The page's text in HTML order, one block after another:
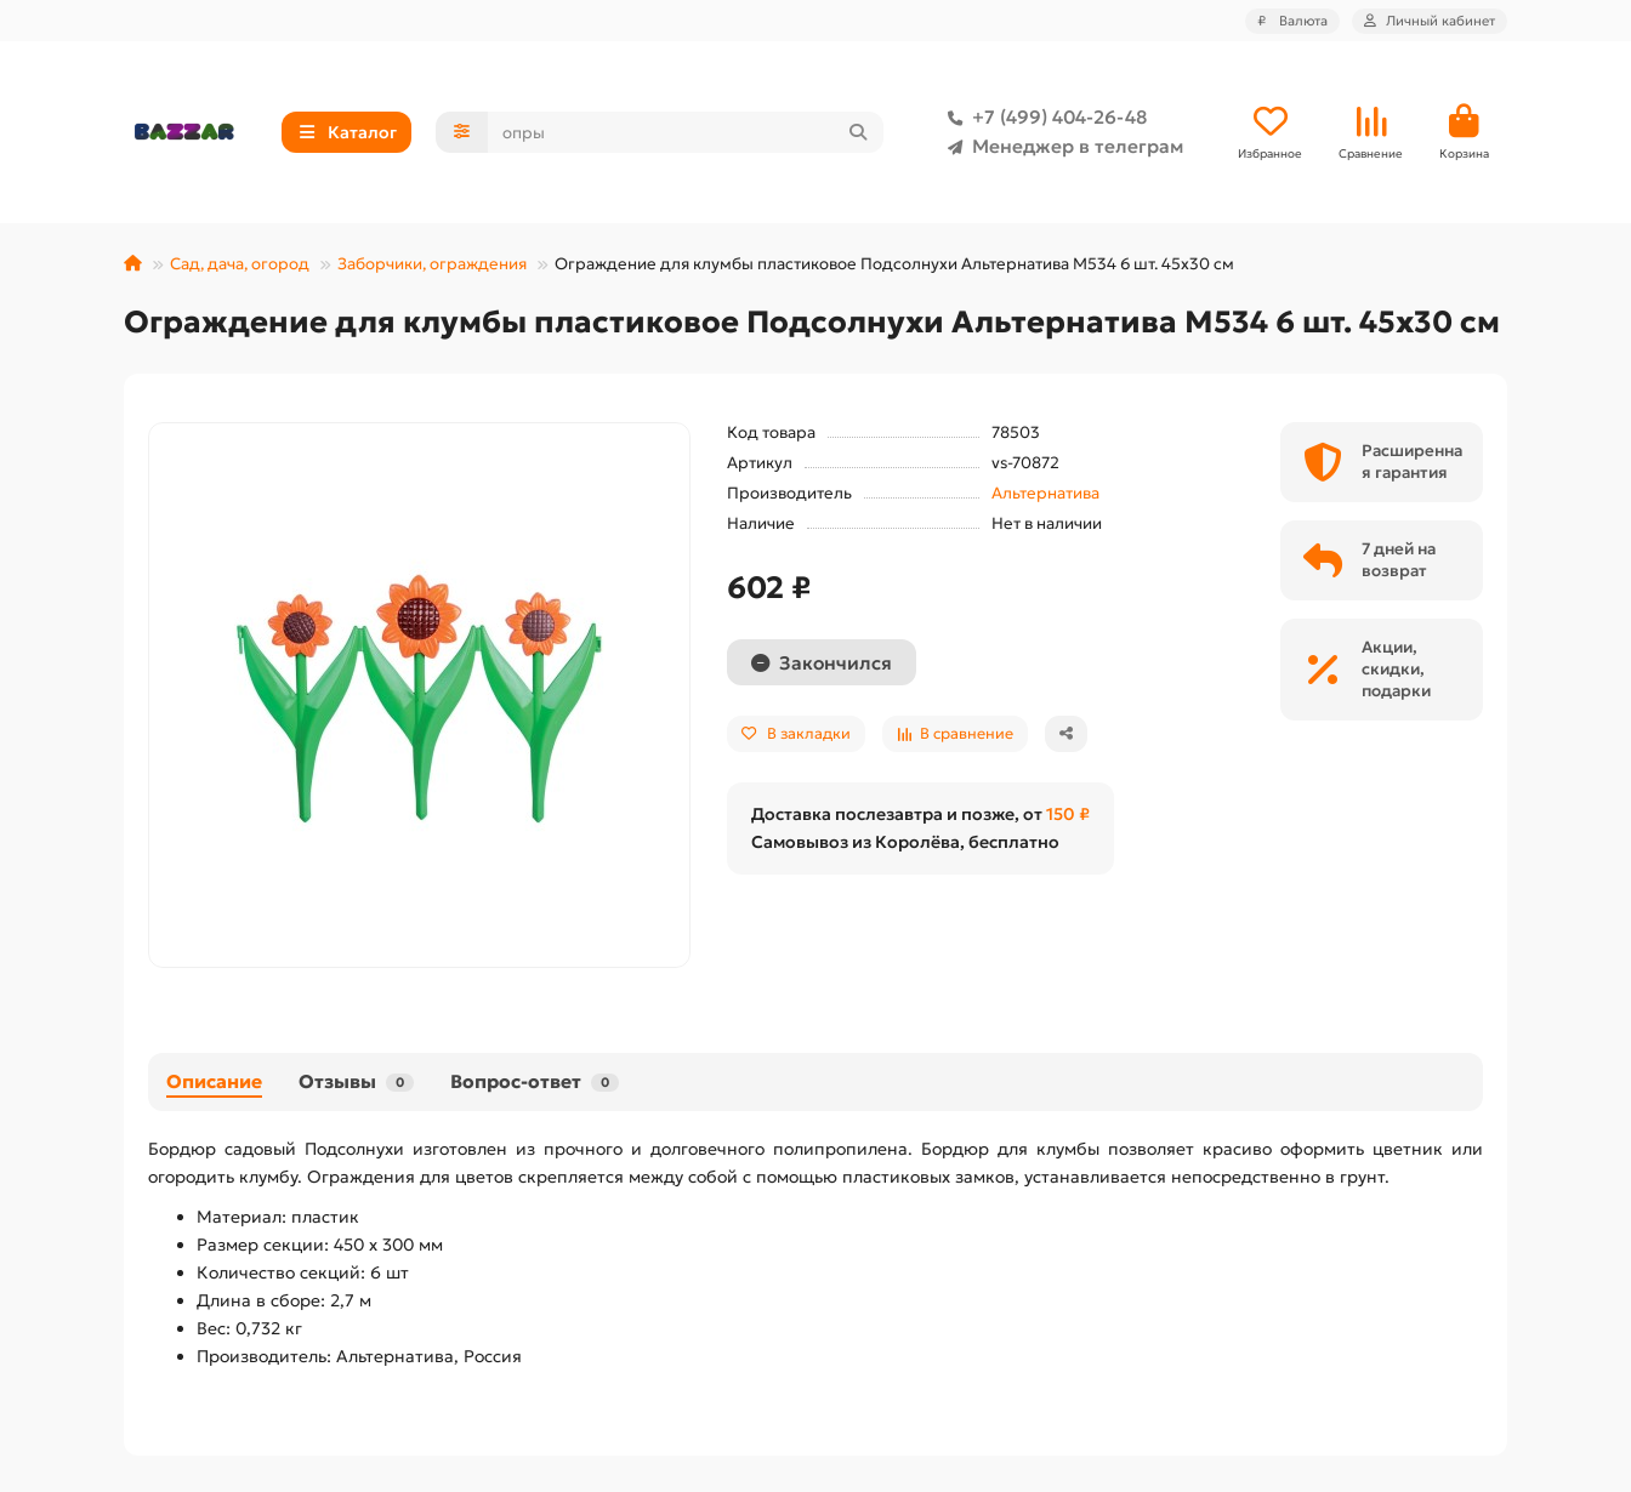
₽ Валюта Личный кабинет
Каталог
+7 (499) 404-26-48
Менеджер в телеграм
Избранное Сравнение Корзина
Сад, дача, огород Заборчики, ограждения Ограждение для клумбы пластиковое Подсолнухи Альтернатива М534 6 шт. 45х30 см
Ограждение для клумбы пластиковое Подсолнухи Альтернатива М534 6 шт. 45х30 см
Код товара
78503
Артикул
vs-70872
Производитель
Альтернатива
Наличие
Нет в наличии
602 ₽
Закончился
В закладки В сравнение
Доставка послезавтра и позже, от150 ₽
Самовывоз из Королёва, бесплатно
Расширенна
я гарантия
7 дней на
возврат
Акции,
скидки,
подарки
Описание Отзывы 0 Вопрос-ответ 0
Бордюр садовый Подсолнухи изготовлен из прочного и долговечного полипропилена. Бордюр для клумбы позволяет красиво оформить цветник или
огородить клумбу. Ограждения для цветов скрепляется между собой с помощью пластиковых замков, устанавливается непосредственно в грунт.
Материал: пластик
Размер секции: 450 x 300 мм
Количество секций: 6 шт
Длина в сборе: 2,7 м
Вес: 0,732 кг
Производитель: Альтернатива, Россия